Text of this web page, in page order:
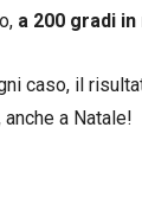
a 200 gradi
caso, il
anche a Natale!